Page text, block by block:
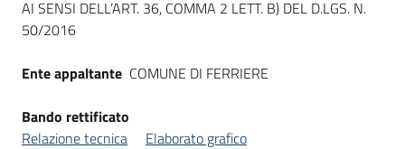
AI SENSI DELL’ART. 36, COMMA 2 LETT. B) DEL D.LGS. N.
50/2016
Ente appaltante COMUNE DI FERRIERE
Bando rettificato
Relazione tecnica
Elaborato grafico